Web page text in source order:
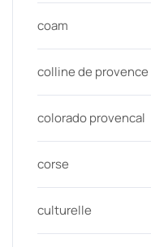
coam
colline de provence
colorado provencal
corse
culturelle